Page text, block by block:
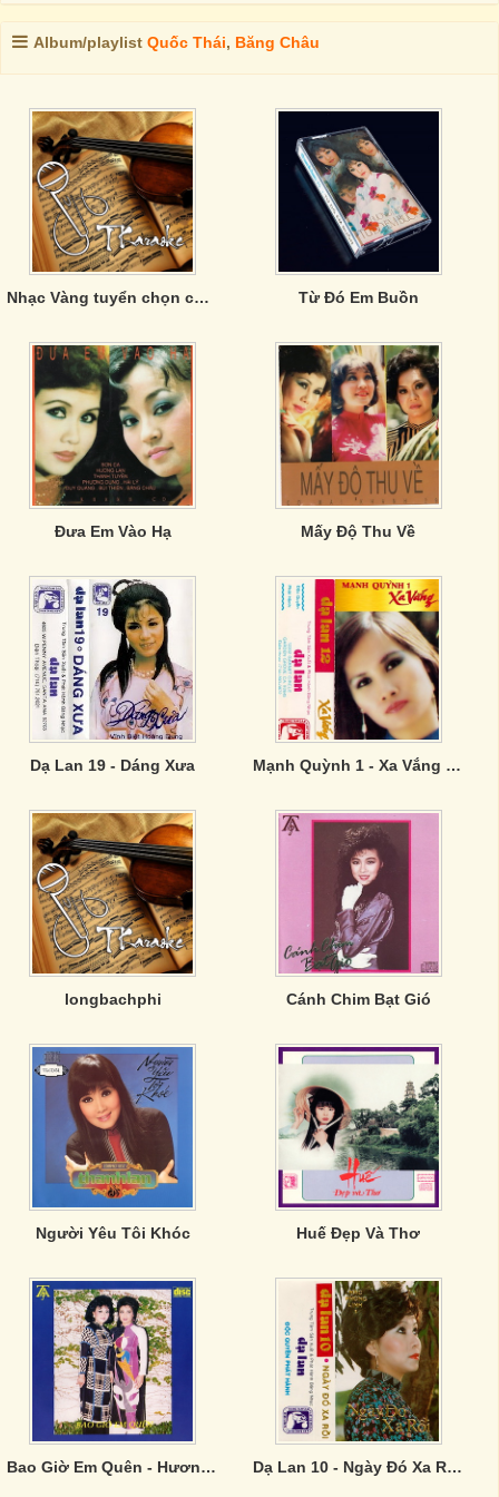
Album/playlist Quốc Thái, Băng Châu
Nhạc Vàng tuyển chọn của Phương Anh Từ Đó Em Buồn
Đưa Em Vào Hạ Mấy Độ Thu Về
Dạ Lan 19 - Dáng Xưa Mạnh Quỳnh 1 - Xa Vắng (Tape)
longbachphi Cánh Chim Bạt Gió
Người Yêu Tôi Khóc Huế Đẹp Và Thơ
Bao Giờ Em Quên - Hương Lan, Băng Châu Dạ Lan 10 - Ngày Đó Xa Rồi (Tape)